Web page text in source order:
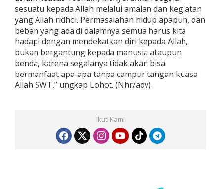
sesuatu kepada Allah melalui amalan dan kegiatan
yang Allah ridhoi. Permasalahan hidup apapun, dan
beban yang ada di dalamnya semua harus kita
hadapi dengan mendekatkan diri kepada Allah,
bukan bergantung kepada manusia ataupun
benda, karena segalanya tidak akan bisa
bermanfaat apa-apa tanpa campur tangan kuasa
Allah SWT,” ungkap Lohot. (Nhr/adv)
Ikuti Kami